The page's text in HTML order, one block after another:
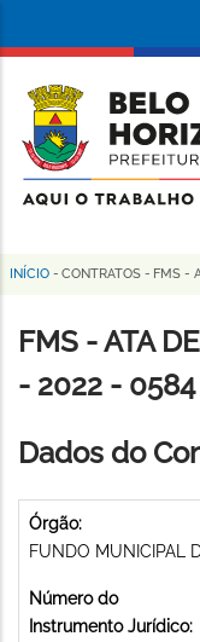
conteúdo
principal
da
Prefeitura
de
Horizonte
Trilha
de
navegação
INÍCIO - CONTRATOS - FMS -
FMS - ATA
- 2022 - 0584
Dados do
Órgão:
FUNDO MUNICIPAL
Número do
Instrumento Jurídico: